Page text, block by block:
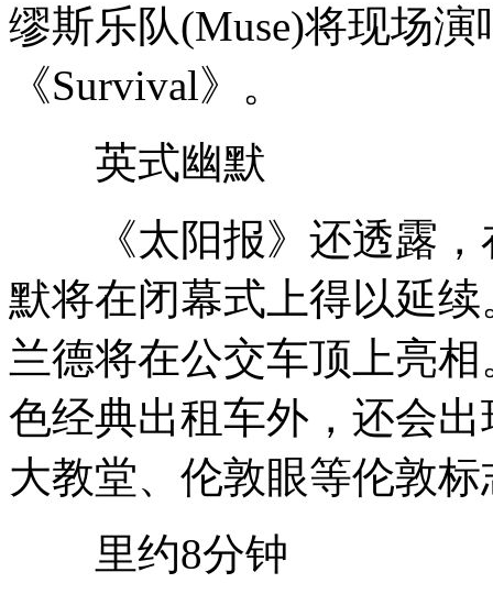
缪斯乐队(Muse)将现场
《Survival》。
英式幽默
《太阳报》还透露，
默将在闭幕式上得以延
兰德将在公交车顶上亮
色经典出租车外，还会
大教堂、伦敦眼等伦敦
里约8分钟